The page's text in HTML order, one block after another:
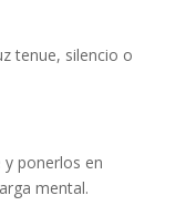
tenue, silencio o
ponerlos en
mental.